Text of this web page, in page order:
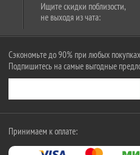
Ищите скидки поблизости,
не выходя из чата:
Сэкономьте до 90% при любых покупках
Подпишитесь на самые выгодные
Принимаем к оплате: